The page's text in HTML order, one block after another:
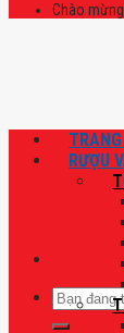
Chào mừng
Tìm
kiếm:
RƯỢU